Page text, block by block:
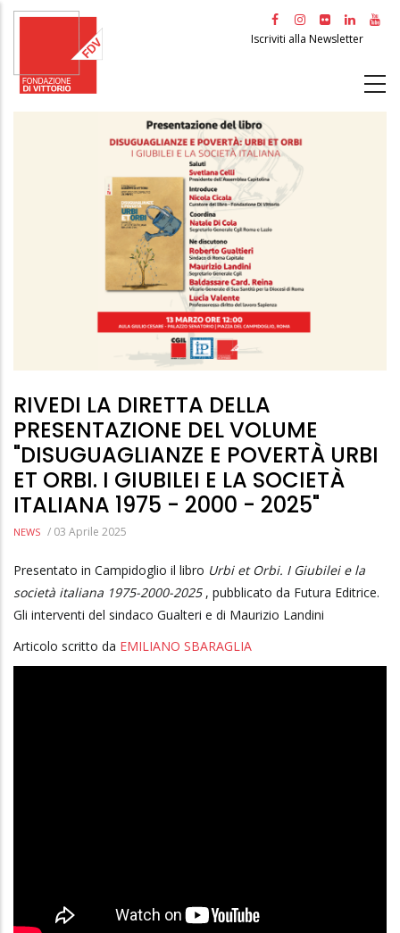
Salta
principale
Iscriviti alla Newsletter
RIVEDI LA DIRETTA DELLA
PRESENTAZIONE DEL VOLUME
"DISUGUAGLIANZE E POVERTÀ URBI
ET ORBI. I GIUBILEI E LA SOCIETÀ
ITALIANA 1975 - 2000 - 2025"
NEWS / 03 Aprile 2025
Presentato in Campidoglio il libro Urbi et Orbi. I Giubilei e la
società italiana 1975-2000-2025, pubblicato da Futura Editrice.
Gli interventi del sindaco Gualteri e di Maurizio Landini
Articolo scritto da EMILIANO SBARAGLIA